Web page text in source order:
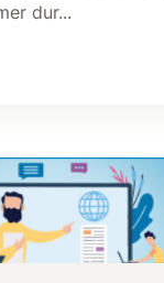
dur...